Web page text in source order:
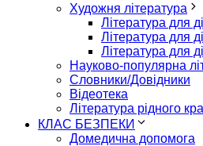
Художня література
Література для
Література для
Література для
Науково-популярна
Словники/Довідники
Відеотека
Література рідного
КЛАС БЕЗПЕКИ
Домедична допомога